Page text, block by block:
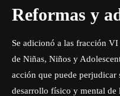
Reformas y
Se adicionó a las fracción
de Niñas, Niños y
acción que puede
desarrollo físico y mental de